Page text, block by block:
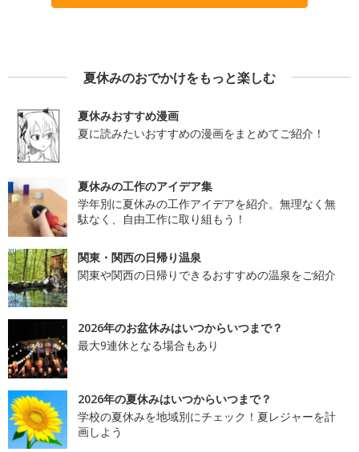
夏休みのおでかけをもっと楽しむ
夏休みおすすめ漫画
夏に読みたいおすすめの漫画をまとめてご紹介！
夏休みの工作のアイデア集
学年別に夏休みの工作アイデアを紹介。無理なく無
駄なく、自由工作に取り組もう！
関東・関西の日帰り温泉
関東や関西の日帰りできるおすすめの温泉をご紹介
2026年のお盆休みはいつからいつまで？
最大9連休となる場合もあり
2026年の夏休みはいつからいつまで？
学校の夏休みを地域別にチェック！夏レジャーを計
画しよう